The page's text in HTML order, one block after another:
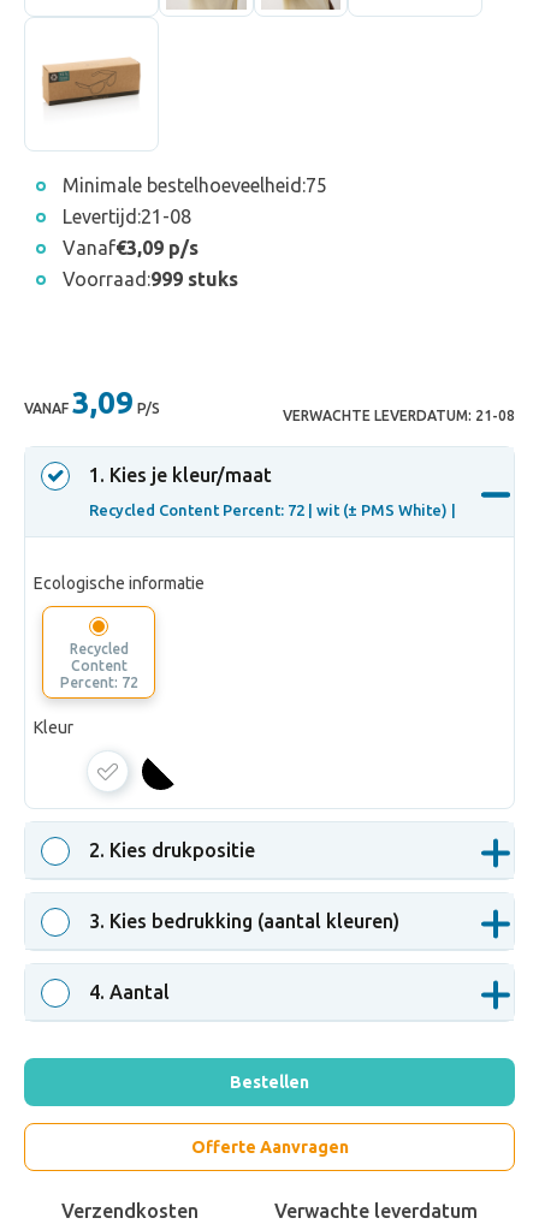
Minimale bestelhoeveelheid:75
Levertijd:21-08
Vanaf€3,09 p/s
Voorraad:999 stuks
VANAF 3,09 P/S VERWACHTE LEVERDATUM: 21-08
1 . Kies je kleur/maat
Recycled Content Percent: 72 | wit (± PMS White) |
Ecologische informatie
Recycled
Content
Percent: 72
Kleur
wit
(±
PMS
2. Kies drukpositie
3. Kies bedrukking (aantal kleuren)
4. Aantal
Bestellen
Offerte Aanvragen
Verzendkosten
Verwachte leverdatum